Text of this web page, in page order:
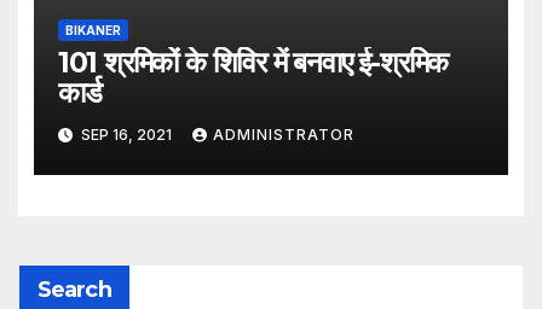
BIKANER
101 श्रमिकों के शिविर में बनवाए ई-श्रमिक
कार्ड
SEP 16, 2021 ADMINISTRATOR
Search